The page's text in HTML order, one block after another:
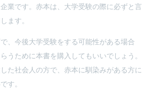
業です。赤本は、大学受験の際に必ずと言
ます。
、今後大学受験をする可能性がある場合
うために本書を購入してもいいでしょう。
た社会人の方で、赤本に馴染みがある方に
す。